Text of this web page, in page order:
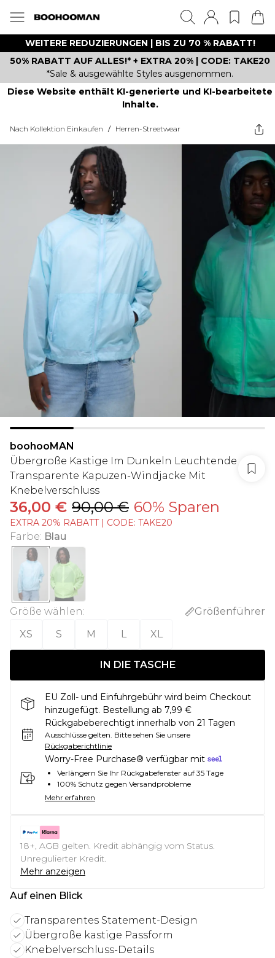
WEITERE REDUZIERUNGEN | BIS ZU 70 % RABATT!
50% RABATT AUF ALLES!* + EXTRA 20% | CODE: TAKE20
*Sale & ausgewählte Styles ausgenommen.
Diese Website enthält KI-generierte und KI-bearbeitete
Inhalte.
Nach Kollektion Einkaufen / Herren-Streetwear
boohooMAN
Übergroße Kastige Im Dunkeln Leuchtende
Transparente Kapuzen-Windjacke Mit
Knebelverschluss
36,00 € 90,00 € 60% Sparen
EXTRA 20% RABATT | CODE: TAKE20
Farbe: Blau
Größe wählen:
Größenführer
XS
S M L XL
IN DIE TASCHE
EU Zoll- und Einfuhrgebühr wird beim Checkout
hinzugefügt. Bestellung ab 7,99 €
Rückgabeberechtigt innerhalb von 21 Tagen
Ausschlüsse gelten. Bitte sehen Sie unsere
Rückgaberichtlinie
Worry-Free Purchase® verfügbar mit
Verlängern Sie Ihr Rückgabefenster auf 35 Tage
100% Schutz gegen Versandprobleme
Mehr erfahren
18+, AGB gelten. Kredit abhängig vom Status.
Unregulierter Kredit.
Mehr anzeigen
Auf einen Blick
Transparentes Statement-Design
Übergroße kastige Passform
Knebelverschluss-Details